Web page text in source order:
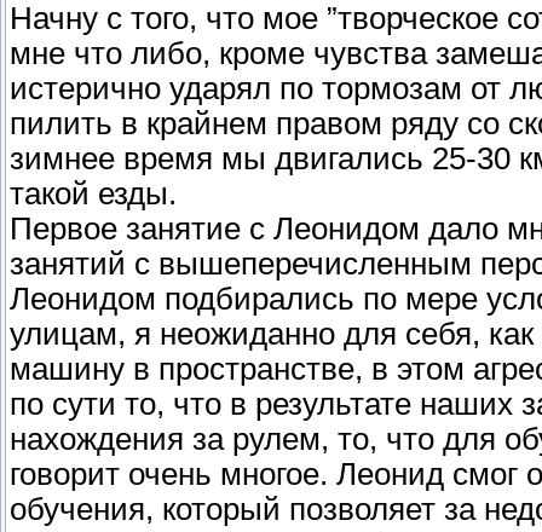
Начну с того, что мое ”творческое
мне что либо, кроме чувства
истерично ударял по тормозам от
пилить в крайнем правом ряду со
зимнее время мы двигались 25-30
такой езды.
Первое занятие с Леонидом дало
занятий с вышеперечисленным
Леонидом подбирались по мере
улицам, я неожиданно для себя,
машину в пространстве, в этом
по сути то, что в результате наших
нахождения за рулем, то, что для
говорит очень многое. Леонид смог
обучения, который позволяет за